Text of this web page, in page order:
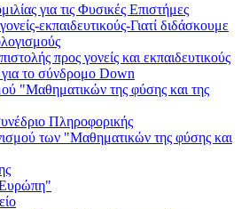
για τις Φυσικές Επιστήμες
εκπαιδευτικούς-Γιατί διδάσκουμε
προς γονείς και εκπαιδευτικούς
το σύνδρομο Down
"Μαθηματικών της φύσης και της
Πληροφορικής
των "Μαθηματικών της φύσης και